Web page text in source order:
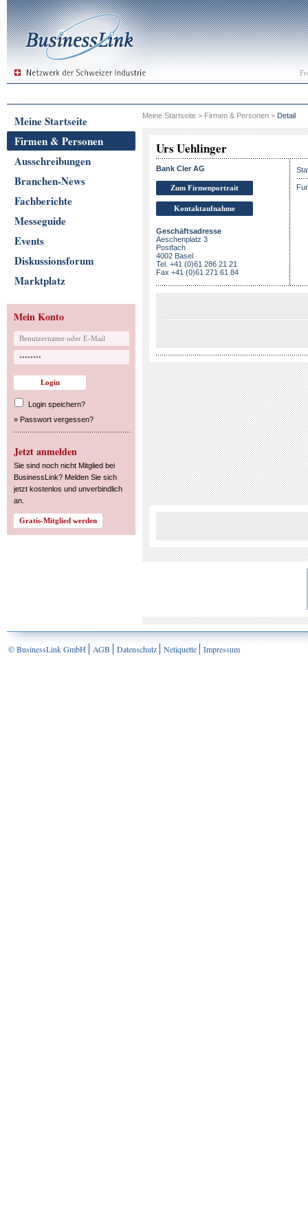
Meine Startseite
Firmen & Personen
Ausschreibungen
Branchen-News
Fachberichte
Messeguide
Events
Diskussionsforum
Marktplatz
Mein Konto
Login speichern?
» Passwort vergessen?
Jetzt anmelden
Sie sind noch nicht Mitglied bei
BusinessLink? Melden Sie sich
jetzt kostenlos und unverbindlich
an.
Meine Startseite > Firmen & Personen > Detail
Urs Uehlinger
Bank Cler AG
Zum Firmenportrait
Kontaktaufnahme
Geschäftsadresse
Aeschenplatz 3
Postfach
4002 Basel
Tel. +41 (0)61 286 21 21
Fax +41 (0)61 271 61 84
© BusinessLink GmbH AGB Datenschutz Netiquette Impressum